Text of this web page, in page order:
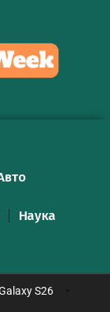
Наука
S26